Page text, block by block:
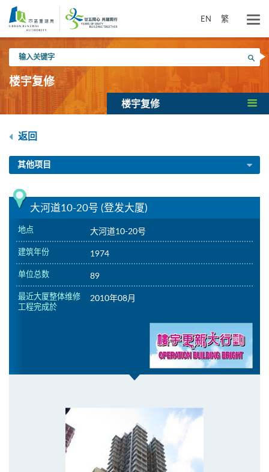
内
EN 繁
入
关
键
搜寻
楼宇复修
楼宇复修
返回
其他项目
大河道10-20号 (登发大厦)
地点 大河道10-20号
建筑年份 1974
单位总数 89
最近大厦整体维修
工程完成於
2010年08月